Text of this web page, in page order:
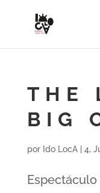
THE
BIG
por Ido LocA| 4,